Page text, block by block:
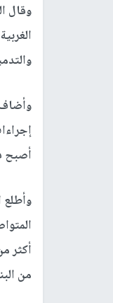
وقال
وأضاف
أصبح
وأطلع
من